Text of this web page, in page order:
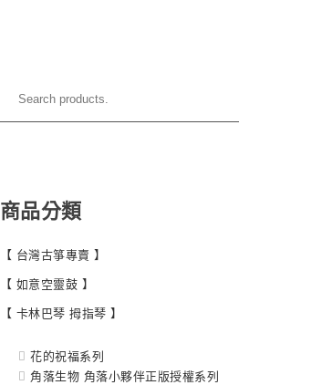
商品分類
【 台灣古箏專賣 】
【 如意空靈鼓 】
【 卡林巴琴 拇指琴 】
花的祝福系列
角落生物 角落小夥伴正版授權系列